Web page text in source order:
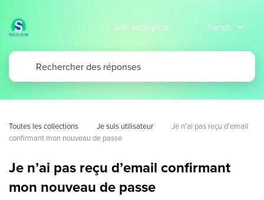
Aller sur Sigilium
Toutes les collections Je suis utilisateur
Je n’ai pas reçu d’email
confirmant mon nouveau de passe
Je n’ai pas reçu d’email confirmant
mon nouveau de passe